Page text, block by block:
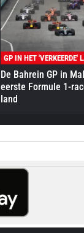
GP IN HET 'VERKEERDE'
De Bahrein GP in
eerste Formule 1-
land